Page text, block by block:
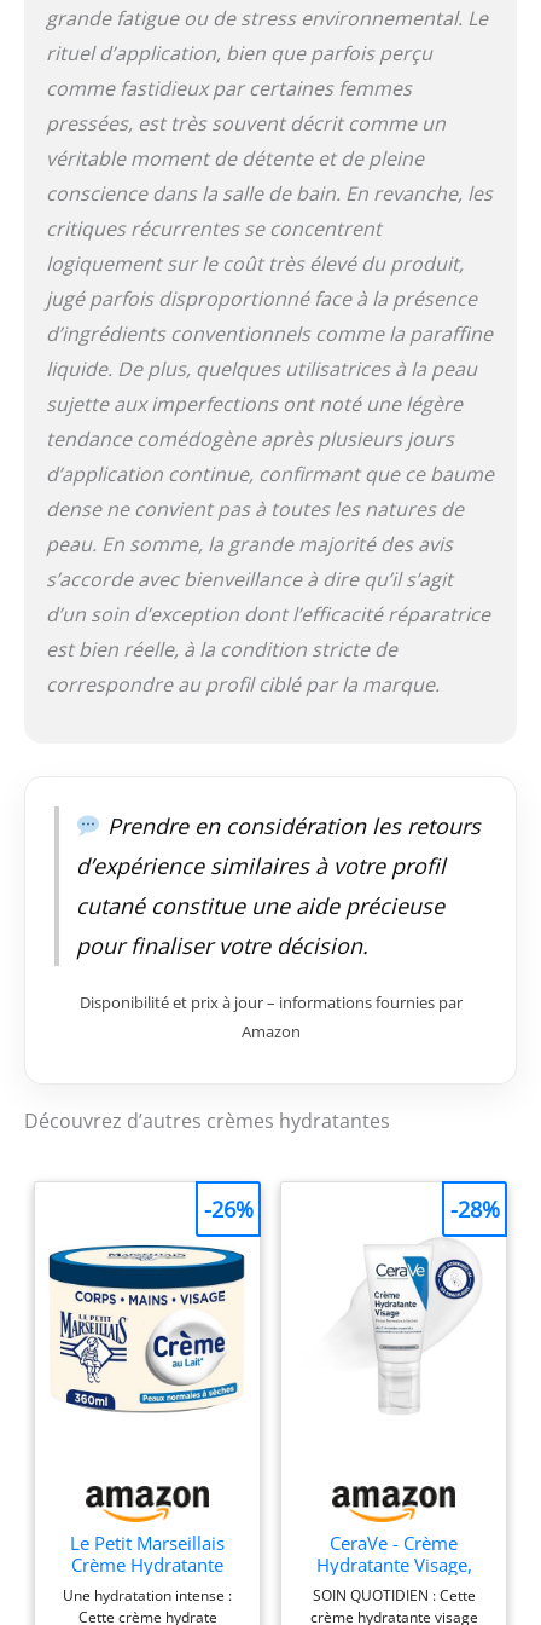
grande fatigue ou de stress environnemental. Le
rituel d’application, bien que parfois perçu
comme fastidieux par certaines femmes
pressées, est très souvent décrit comme un
véritable moment de détente et de pleine
conscience dans la salle de bain. En revanche, les
critiques récurrentes se concentrent
logiquement sur le coût très élevé du produit,
jugé parfois disproportionné face à la présence
d’ingrédients conventionnels comme la paraffine
liquide. De plus, quelques utilisatrices à la peau
sujette aux imperfections ont noté une légère
tendance comédogène après plusieurs jours
d’application continue, confirmant que ce baume
dense ne convient pas à toutes les natures de
peau. En somme, la grande majorité des avis
s’accorde avec bienveillance à dire qu’il s’agit
d’un soin d’exception dont l’efficacité réparatrice
est bien réelle, à la condition stricte de
correspondre au profil ciblé par la marque.
Prendre en considération les retours
d’expérience similaires à votre profil
cutané constitue une aide précieuse
pour finaliser votre décision.
Disponibilité et prix à jour – informations fournies par
Amazon
Découvrez d’autres crèmes hydratantes
Le Petit Marseillais
Crème Hydratante
Multi-Usage Lait, pot
de 360 mL
Une hydratation intense :
Cette crème hydrate
-26%
CeraVe - Crème
Hydratante Visage,
Peaux Normales à
Sèches, Hydratation
SOIN QUOTIDIEN : Cette
crème hydratante visage
-28%